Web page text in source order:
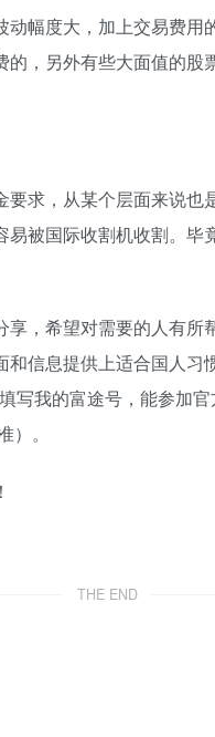
幅度大，加上交易费
，另外有些大面值的股
求，从某个层面来说
被国际收割机收割。
，希望对需要的人有
信息提供上适合国人
写我的富途号，能参加
。
THE END